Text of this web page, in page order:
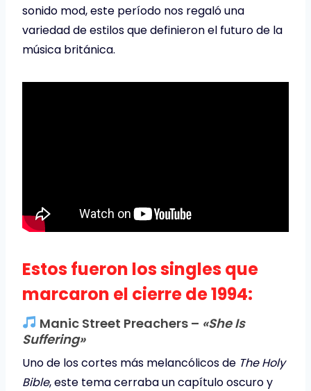
sonido mod, este período nos regaló una
variedad de estilos que definieron el futuro de la
música británica.
Estos fueron los singles que
marcaron el cierre de 1994:
Manic Street Preachers – «She Is
Suffering»
Uno de los cortes más melancólicos de The Holy
Bible, este tema cerraba un capítulo oscuro y